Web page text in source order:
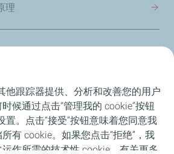
理
务
他跟踪器提供、分析和改善您的用户
候通过点击“管理我的 cookie”按钮
置。点击“接受”按钮意味着您同意我
有 cookie。如果您点击“拒绝”，我
作所需的技术性 cookie。有关更多